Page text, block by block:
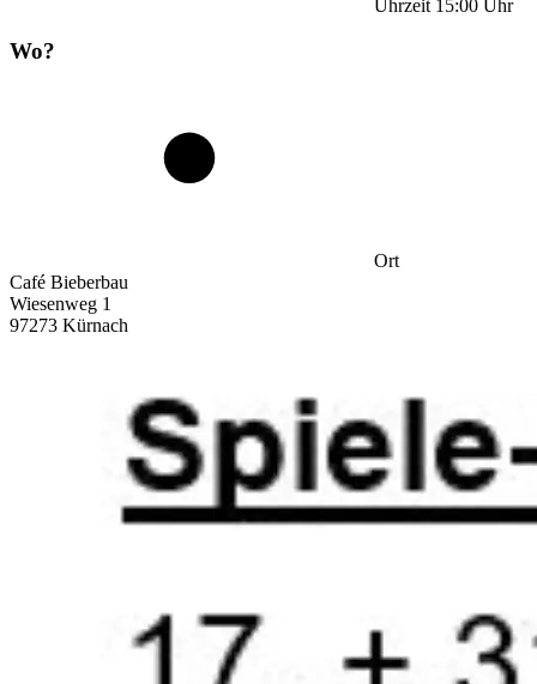
Uhrzeit 15:00 Uhr
Wo?
Ort
Café Bieberbau
Wiesenweg 1
97273 Kürnach